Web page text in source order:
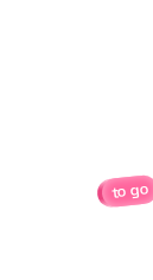
to go